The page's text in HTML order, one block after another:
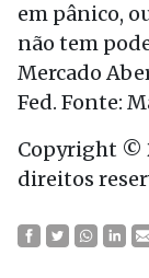
em pânico,
não tem
Mercado
Fed. Fonte:
Copyright ©
direitos